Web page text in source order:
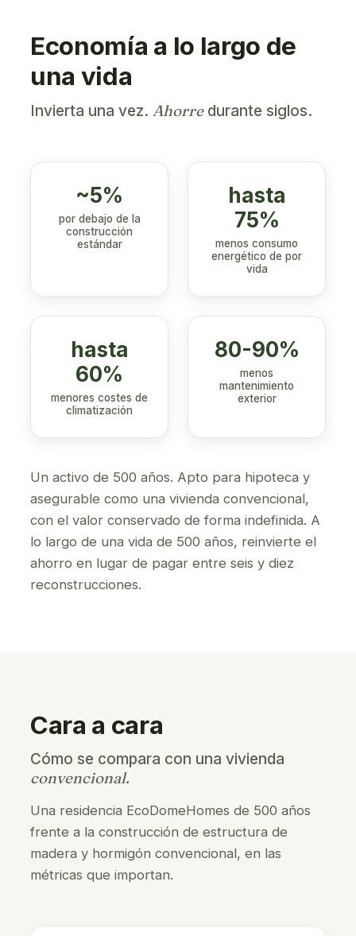
Economía a lo largo de
una vida
Invierta una vez. Ahorredurante siglos.
~5%
por debajo de la
construcción
estándar
hasta
75%
menos consumo
energético de por
vida
hasta
60%
menores costes de
climatización
80-90%
menos
mantenimiento
exterior
Un activo de 500 años. Apto para hipoteca y
asegurable como una vivienda convencional,
con el valor conservado de forma indefinida. A
lo largo de una vida de 500 años, reinvierte el
ahorro en lugar de pagar entre seis y diez
reconstrucciones.
Cara a cara
Cómo se compara con una vivienda
convencional.
Una residencia EcoDomeHomes de 500 años
frente a la construcción de estructura de
madera y hormigón convencional, en las
métricas que importan.